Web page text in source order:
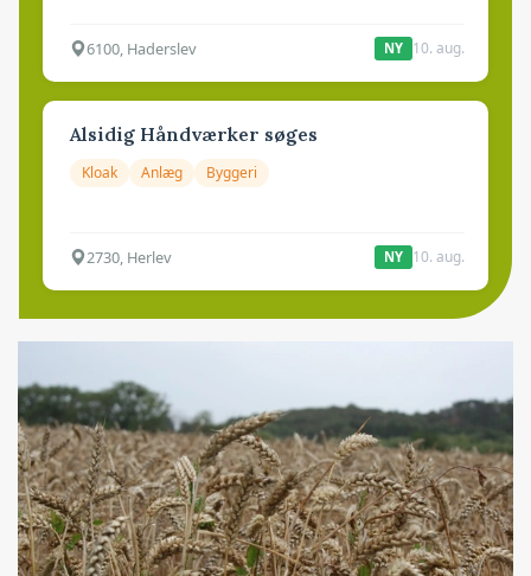
6100, Haderslev NY 10. aug.
Alsidig Håndværker søges
Kloak Anlæg Byggeri
2730, Herlev NY 10. aug.